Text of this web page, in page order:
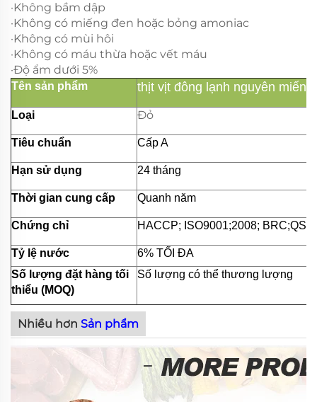
·Không bầm dập
·Không có miếng đen hoặc bỏng amoniac
·Không có mùi hôi
·Không có máu thừa hoặc vết máu
·Độ ẩm dưới 5%
Tên sản phẩm thịt vịt đông lạnh nguyên
Loại Đỏ
Tiêu chuẩn Cấp A
Hạn sử dụng 24 tháng
Thời gian cung cấp Quanh năm
Chứng chỉ HACCP; ISO9001;2008;
Tỷ lệ nước
6% TỐI ĐA
Số lượng đặt hàng tối
thiểu (MOQ)
Số lượng có thể thương lượng
Nhiều hơn Sản phẩm